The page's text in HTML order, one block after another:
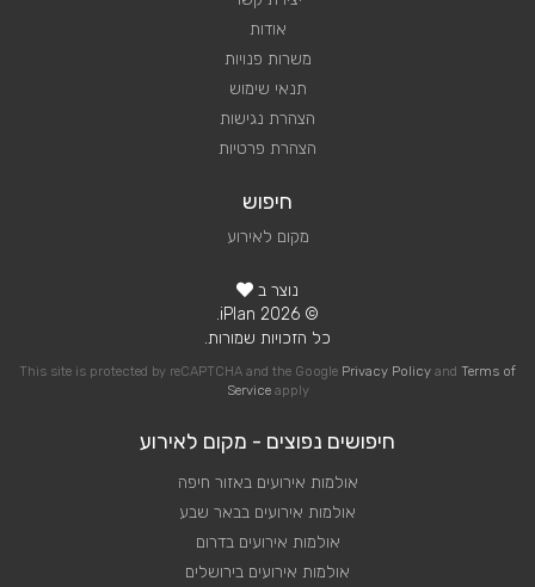
אודות
משרות פנויות
תנאי שימוש
הצהרת נגישות
הצהרת פרטיות
חיפוש
מקום לאירוע
נוצר ב
© 2026 iPlan.
כל הזכויות שמורות.
This site is protected by reCAPTCHA and the Google Privacy Policy and Terms of
Serviceapply
חיפושים נפוצים - מקום לאירוע
אולמות אירועים באזור חיפה
אולמות אירועים בבאר שבע
אולמות אירועים בדרום
אולמות אירועים בירושלים